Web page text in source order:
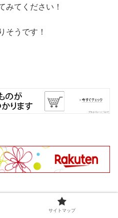
みてください！
そうです！
サイトマップ